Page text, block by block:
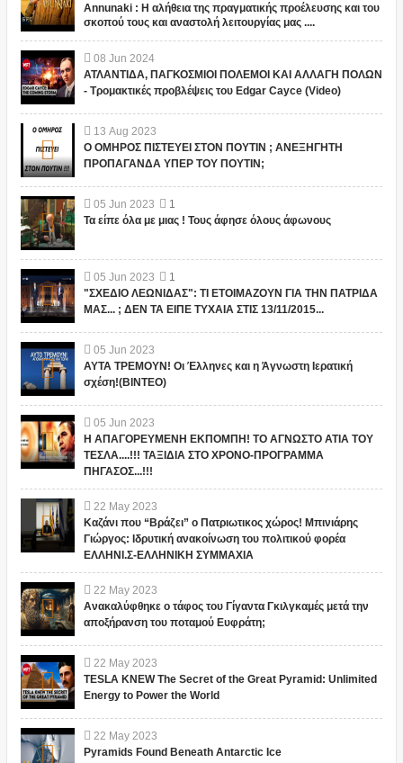
Annunaki : Η αλήθεια της πραγματικής προέλευσης και του
σκοπού τους και αναστολή λειτουργίας μας ....
08 Jun 2024
ΑΤΛΑΝΤΙΔΑ, ΠΑΓΚΟΣΜΙΟΙ ΠΟΛΕΜΟΙ ΚΑΙ ΑΛΛΑΓΗ ΠΟΛΩΝ
- Τρομακτικές προβλέψεις του Edgar Cayce (Video)
13 Aug 2023
Ο ΟΜΗΡΟΣ ΠΙΣΤΕΥΕΙ ΣΤΟΝ ΠΟΥΤΙΝ ; ΑΝΕΞΗΓΗΤΗ
ΠΡΟΠΑΓΑΝΔΑ ΥΠΕΡ ΤΟΥ ΠΟΥΤΙΝ;
05 Jun 2023
1
Τα είπε όλα με μιας ! Τους άφησε όλους άφωνους
05 Jun 2023
1
"ΣΧΕΔΙΟ ΛΕΩΝΙΔΑΣ": ΤΙ ΕΤΟΙΜΑΖΟΥΝ ΓΙΑ ΤΗΝ ΠΑΤΡΙΔΑ
ΜΑΣ... ; ΔΕΝ ΤΑ ΕΙΠΕ ΤΥΧΑΙΑ ΣΤΙΣ 13/11/2015...
05 Jun 2023
ΑΥΤΑ ΤΡΕΜΟΥΝ! Οι Έλληνες και η Άγνωστη Ιερατική
σχέση!(ΒΙΝΤΕΟ)
05 Jun 2023
Η ΑΠΑΓΟΡΕΥΜΕΝΗ ΕΚΠΟΜΠΗ! ΤΟ ΑΓΝΩΣΤΟ ΑΤΙΑ ΤΟΥ
ΤΕΣΛΑ....!!! ΤΑΞΙΔΙΑ ΣΤΟ ΧΡΟΝΟ-ΠΡΟΓΡΑΜΜΑ
ΠΗΓΑΣΟΣ...!!!
22 May 2023
Καζάνι που “Βράζει” ο Πατριωτικος χώρος! Μπινιάρης
Γιώργος: Ιδρυτική ανακοίνωση του πολιτικού φορέα
ΕΛΛΗΝΙ.Σ-ΕΛΛΗΝΙΚΗ ΣΥΜΜΑΧΙΑ
22 May 2023
Ανακαλύφθηκε ο τάφος του Γίγαντα Γκιλγκαμές μετά την
αποξήρανση του ποταμού Ευφράτη;
22 May 2023
TESLA KNEW The Secret of the Great Pyramid: Unlimited
Energy to Power the World
22 May 2023
Pyramids Found Beneath Antarctic Ice